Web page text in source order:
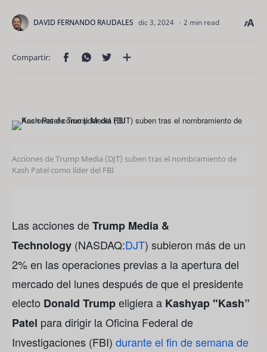
2 min read
Acciones de Trump Media (DJT) suben tras el nombramiento de
Kash Patel como líder del FBI
Las acciones deTrump Media &
Technology (NASDAQ:DJT) subieron más de un
2% en las operaciones previas a la apertura del
mercado del lunes después de que el presidente
electo Donald Trumpeligiera a Kashyap "Kash”
Patel para dirigir la Oficina Federal de
Investigaciones (FBI) durante el fin de semana de